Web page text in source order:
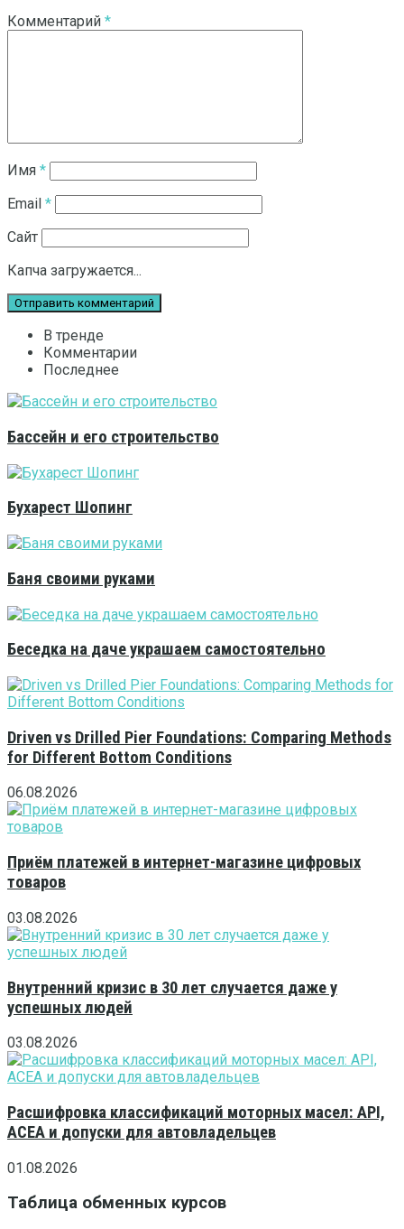
Комментарий *
Имя *
Email *
Сайт
Капча загружается...
В тренде
Комментарии
Последнее
Бассейн и его строительство
Бухарест Шопинг
Баня своими руками
Беседка на даче украшаем самостоятельно
Driven vs Drilled Pier Foundations: Comparing Methods
for Different Bottom Conditions
06.08.2026
Приём платежей в интернет-магазине цифровых
товаров
03.08.2026
Внутренний кризис в 30 лет случается даже у
успешных людей
03.08.2026
Расшифровка классификаций моторных масел: API,
ACEA и допуски для автовладельцев
01.08.2026
Таблица обменных курсов